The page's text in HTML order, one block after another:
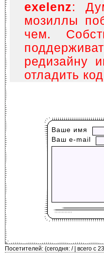
exelenz:
мозиллы
чем.
редизайну
отладить
Ваше имя
Ваш е-mail
Посетителей: (сегодня: / | всего с